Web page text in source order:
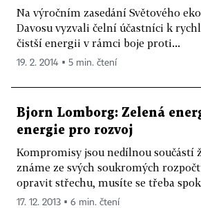
Na výročním zasedání Světového
Davosu vyzvali čelní účastníci k
čistší energii v rámci boje proti...
19. 2. 2014 ▪ 5 min. čtení
Bjorn Lomborg: Zelená
energie pro rozvoj
Kompromisy jsou nedílnou součástí
známe ze svých soukromých
opravit střechu, musíte se třeba
17. 12. 2013 ▪ 6 min. čtení